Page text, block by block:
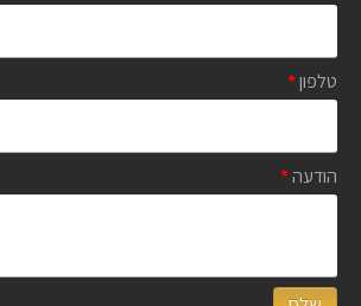
טלפון*
הודעה*